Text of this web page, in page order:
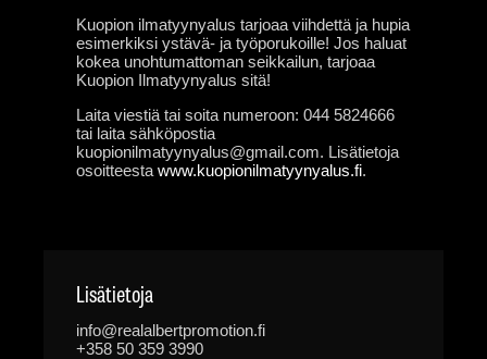
Kuopion ilmatyynyalus tarjoaa viihdettä ja hupia
esimerkiksi ystävä- ja työporukoille! Jos haluat
kokea unohtumattoman seikkailun, tarjoaa
Kuopion Ilmatyynyalus sitä!
Laita viestiä tai soita numeroon: 044 5824666
tai laita sähköpostia
kuopionilmatyynyalus@gmail.com. Lisätietoja
osoitteesta www.kuopionilmatyynyalus.fi.
Lisätietoja
info@realalbertpromotion.fi
+358 50 359 3990